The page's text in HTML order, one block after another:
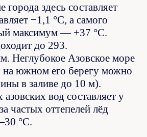
здесь составляет
−1,1 °C, а самого
максимум — +37 °C.
до 293.
Неглубокое Азовское море
на южном его берегу можно
в заливе до 10 м).
вод составляет у
частых оттепелей лёд
°C.